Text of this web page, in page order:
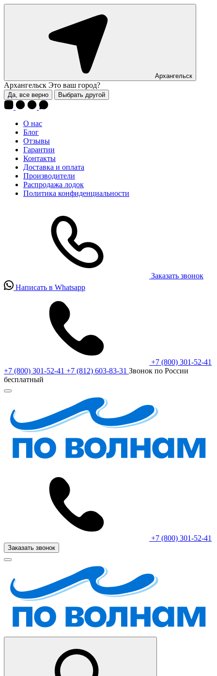
Архангельск
Архангельск Это ваш город?
Да, все верно Выбрать другой
О нас
Блог
Отзывы
Гарантии
Контакты
Доставка и оплата
Производители
Распродажа лодок
Политика конфиденциальности
Заказать звонок
Написать в Whatsapp
+7 (800) 301-52-41
+7 (800) 301-52-41 +7 (812) 603-83-31 Звонок по России
бесплатный
+7 (800) 301-52-41
Заказать звонок